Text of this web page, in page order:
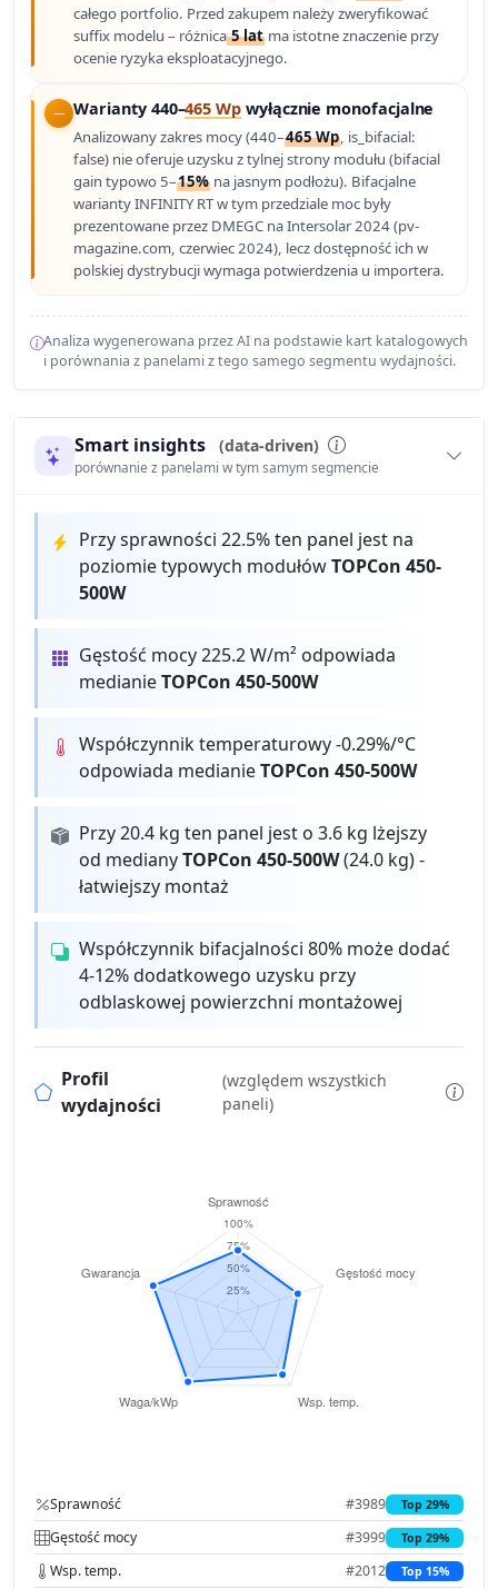
całego portfolio. Przed zakupem należy zweryfikować
suffix modelu – różnica5 lat ma istotne znaczenie przy
ocenie ryzyka eksploatacyjnego.
Warianty 440–465 Wp wyłącznie monofacjalne
Analizowany zakres mocy (440–465 Wp, is_bifacial:
false) nie oferuje uzysku z tylnej strony modułu (bifacial
gain typowo 5–15% na jasnym podłożu). Bifacjalne
warianty INFINITY RT w tym przedziale moc były
prezentowane przez DMEGC na Intersolar 2024 (pv-
magazine.com, czerwiec 2024), lecz dostępność ich w
polskiej dystrybucji wymaga potwierdzenia u importera.
Analiza wygenerowana przez AI na podstawie kart katalogowych
i porównania z panelami z tego samego segmentu wydajności.
Smart insights (data-driven)
porównanie z panelami w tym samym segmencie
Przy sprawności 22.5% ten panel jest na
poziomie typowych modułówTOPCon 450-
500W
Gęstość mocy 225.2 W/m² odpowiada
medianieTOPCon 450-500W
Współczynnik temperaturowy -0.29%/°C
odpowiada medianieTOPCon 450-500W
Przy 20.4 kg ten panel jest o 3.6 kg lżejszy
od medianyTOPCon 450-500W(24.0 kg) -
łatwiejszy montaż
Współczynnik bifacjalności 80% może dodać
4-12% dodatkowego uzysku przy
odblaskowej powierzchni montażowej
Profil
wydajności
(względem wszystkich
paneli)
Sprawność #3989 Top 29%
Gęstość mocy #3999 Top 29%
Wsp. temp. #2012 Top 15%